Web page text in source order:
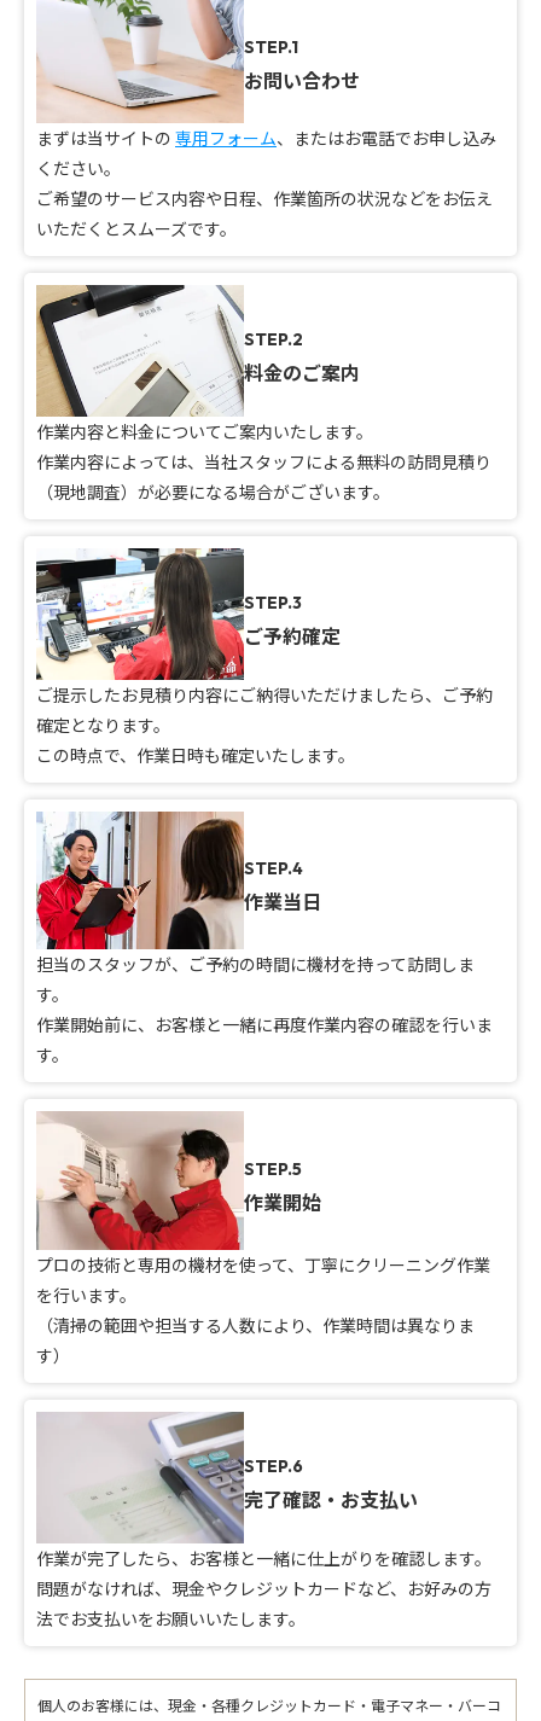
STEP.1
お問い合わせ
まずは当サイトの 専用フォーム、またはお電話でお申し込み
ください。
ご希望のサービス内容や日程、作業箇所の状況などをお伝え
いただくとスムーズです。
STEP.2
料金のご案内
作業内容と料金についてご案内いたします。
作業内容によっては、当社スタッフによる無料の訪問見積り
（現地調査）が必要になる場合がございます。
STEP.3
ご予約確定
ご提示したお見積り内容にご納得いただけましたら、ご予約
確定となります。
この時点で、作業日時も確定いたします。
STEP.4
作業当日
担当のスタッフが、ご予約の時間に機材を持って訪問しま
す。
作業開始前に、お客様と一緒に再度作業内容の確認を行いま
す。
STEP.5
作業開始
プロの技術と専用の機材を使って、丁寧にクリーニング作業
を行います。
（清掃の範囲や担当する人数により、作業時間は異なりま
す）
STEP.6
完了確認・お支払い
作業が完了したら、お客様と一緒に仕上がりを確認します。
問題がなければ、現金やクレジットカードなど、お好みの方
法でお支払いをお願いいたします。
個人のお客様には、現金・各種クレジットカード・電子マネー・バーコ